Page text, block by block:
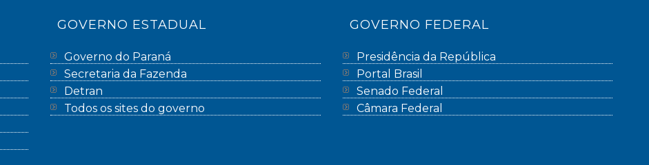
GOVERNO ESTADUAL
Governo do Paraná
Secretaria da Fazenda
Detran
Todos os sites do governo
GOVERNO FEDERAL
Presidência da República
Portal Brasil
Senado Federal
Câmara Federal